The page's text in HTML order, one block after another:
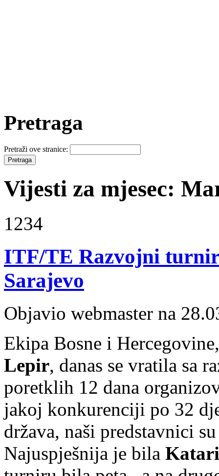
Pretraga
Pretraži ove stranice:
Vijesti za mjesec:
1234
ITF/TE Razvojni
Sarajevo
Objavio webmaster na
Ekipa Bosne i
Lepir, danas se vratila sa
poretklih 12 dana
jakoj konkurenciji po 32
država, naši predstavnici
Najuspješnija je bila